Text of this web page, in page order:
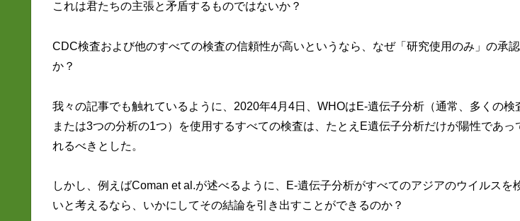
これは君たちの主張と矛盾するものではないか？
CDC検査および他のすべての検査の信頼性が高いというなら、なぜ「研究使用のみ」の承
か？
我々の記事でも触れているように、2020年4月4日、WHOはE-遺伝子分析（通常、多くの検
または3つの分析の1つ）を使用するすべての検査は、たとえE遺伝子分析だけが陽性であっ
れるべきとした。
しかし、例えばComan et al.が述べるように、E-遺伝子分析がすべてのアジアのウイルスを
いと考えるなら、いかにしてその結論を引き出すことができるのか？